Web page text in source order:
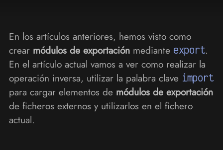
En los artículos anteriores, hemos visto como
crear módulos de exportaciónmediante export.
En el artículo actual vamos a ver como realizar la
operación inversa, utilizar la palabra clave import
para cargar elementos de módulos de exportación
de ficheros externos y utilizarlos en el fichero
actual.